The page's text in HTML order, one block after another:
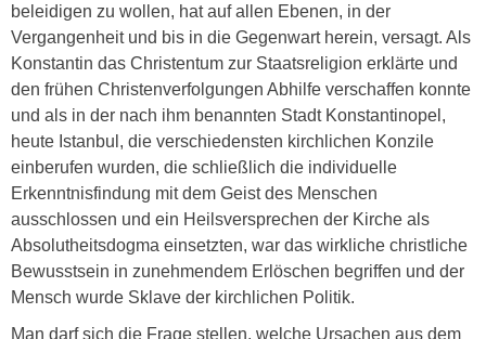
beleidigen zu wollen, hat auf allen Ebenen, in der
Vergangenheit und bis in die Gegenwart herein, versagt. Als
Konstantin das Christentum zur Staatsreligion erklärte und
den frühen Christenverfolgungen Abhilfe verschaffen konnte
und als in der nach ihm benannten Stadt Konstantinopel,
heute Istanbul, die verschiedensten kirchlichen Konzile
einberufen wurden, die schließlich die individuelle
Erkenntnisfindung mit dem Geist des Menschen
ausschlossen und ein Heilsversprechen der Kirche als
Absolutheitsdogma einsetzten, war das wirkliche christliche
Bewusstsein in zunehmendem Erlöschen begriffen und der
Mensch wurde Sklave der kirchlichen Politik.
Man darf sich die Frage stellen, welche Ursachen aus dem